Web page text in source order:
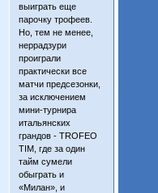
выиграть еще
парочку трофеев.
Но, тем не менее,
неррадзури
проиграли
практически все
матчи предсезонки,
за исключением
мини-турнира
итальянских
грандов - TROFEO
TIM, где за один
тайм сумели
обыграть и
«Милан», и